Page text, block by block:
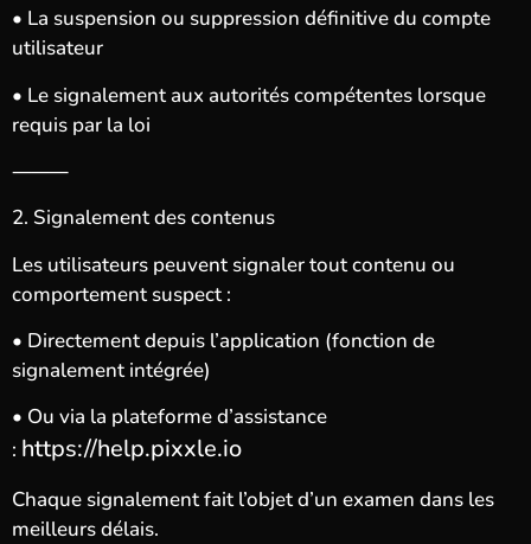
• La suspension ou suppression définitive du compte
utilisateur
• Le signalement aux autorités compétentes lorsque
requis par la loi
⸻
2. Signalement des contenus
Les utilisateurs peuvent signaler tout contenu ou
comportement suspect :
• Directement depuis l’application (fonction de
signalement intégrée)
• Ou via la plateforme d’assistance
: https://help.pixxle.io
Chaque signalement fait l’objet d’un examen dans les
meilleurs délais.